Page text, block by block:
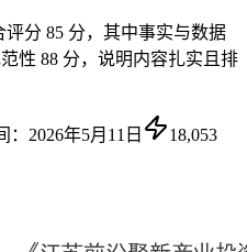
评分 85 分，其中事实与数据
性 88 分，说明内容扎实且排
： 2026年5月11日
18,053